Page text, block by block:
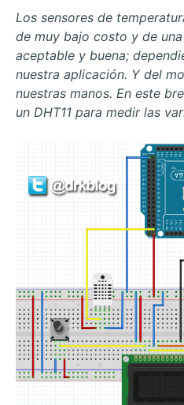
Los sensores de
de muy bajo costo y de
aceptable y buena;
nuestra aplicación. Y del
nuestras manos. En este
un DHT11 para medir las